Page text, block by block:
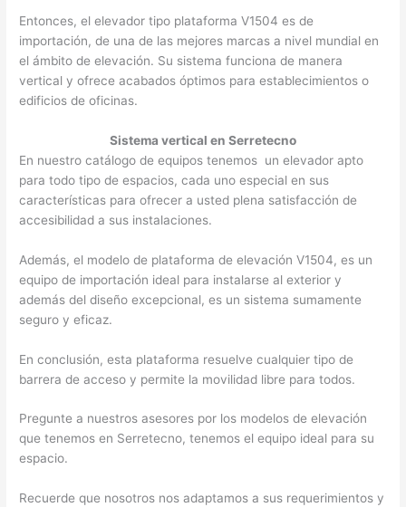
Entonces, el elevador tipo plataforma V1504 es de
importación, de una de las mejores marcas a nivel mundial en
el ámbito de elevación. Su sistema funciona de manera
vertical y ofrece acabados óptimos para establecimientos o
edificios de oficinas.
Sistema vertical en Serretecno
En nuestro catálogo de equipos tenemos un elevador apto
para todo tipo de espacios, cada uno especial en sus
características para ofrecer a usted plena satisfacción de
accesibilidad a sus instalaciones.
Además, el modelo de plataforma de elevación V1504, es un
equipo de importación ideal para instalarse al exterior y
además del diseño excepcional, es un sistema sumamente
seguro y eficaz.
En conclusión, esta plataforma resuelve cualquier tipo de
barrera de acceso y permite la movilidad libre para todos.
Pregunte a nuestros asesores por los modelos de elevación
que tenemos en Serretecno, tenemos el equipo ideal para su
espacio.
Recuerde que nosotros nos adaptamos a sus requerimientos y